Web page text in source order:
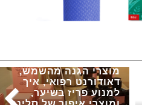
מוצרי הגנה מהשמש,
דאודורנט רפואי, איך
למנוע פריז בשיער,